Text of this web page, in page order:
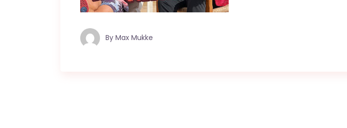
By Max Mukke